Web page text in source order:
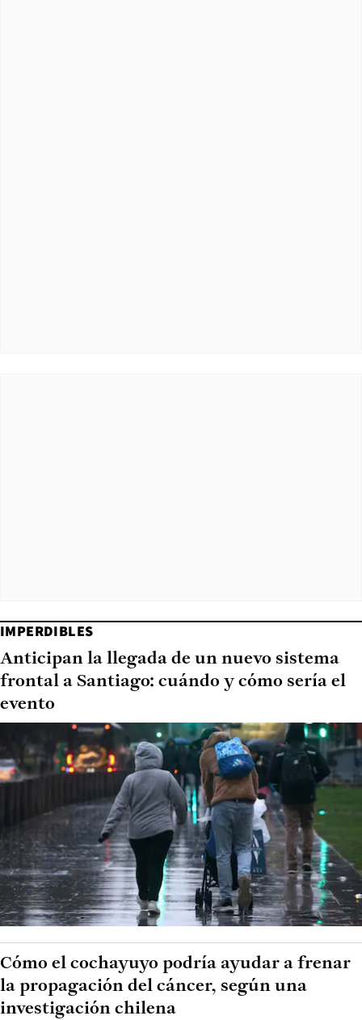
IMPERDIBLES
Anticipan la llegada de un nuevo sistema
frontal a Santiago: cuándo y cómo sería el
evento
Cómo el cochayuyo podría ayudar a frenar
la propagación del cáncer, según una
investigación chilena